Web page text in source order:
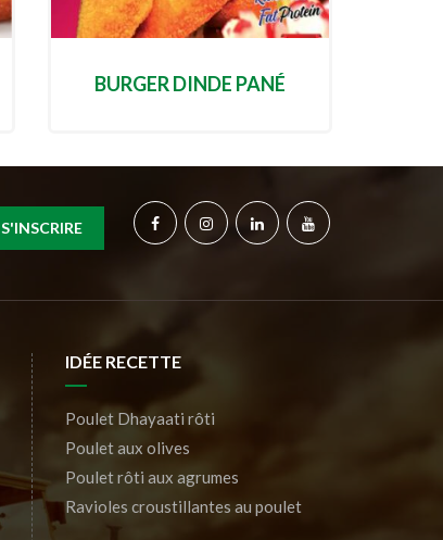
BURGER DINDE PANÉ
S'INSCRIRE
IDÉE RECETTE
Poulet Dhayaati rôti
Poulet aux olives
Poulet rôti aux agrumes
Ravioles croustillantes au poulet